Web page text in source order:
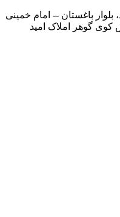
باغستان -- امام خمینی
کوی گوهر املاک امید